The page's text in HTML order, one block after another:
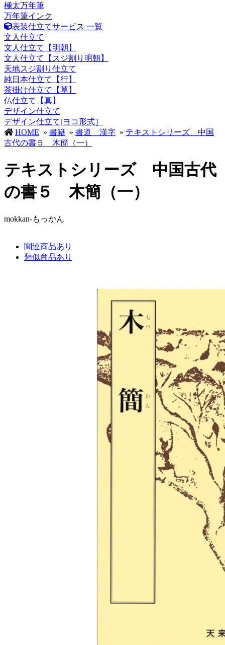
極太万年筆
万年筆インク
表装仕立てサービス 一覧
文人仕立て
文人仕立て【明朝】
文人仕立て【スジ割り明朝】
天地スジ割り仕立て
純日本仕立て【行】
茶掛け仕立て【草】
仏仕立て【真】
デザイン仕立て
デザイン仕立て[ヨコ形式］
HOME » 書籍 » 書道 漢字 » テキストシリーズ 中国
古代の書５ 木簡（一）
テキストシリーズ 中国古代
の書５ 木簡（一）
mokkan-もっかん
関連商品あり
類似商品あり